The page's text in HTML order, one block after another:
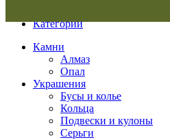
Категории
Камни
Алмаз
Опал
Украшения
Бусы и колье
Кольца
Подвески и кулоны
Серьги